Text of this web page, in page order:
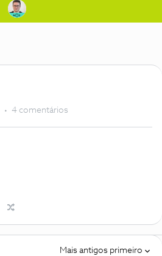
4 comentários
Mais antigos primeiro